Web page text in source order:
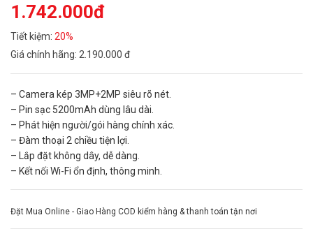
1.742.000đ
Tiết kiệm: 20%
Giá chính hãng: 2.190.000 đ
– Camera kép 3MP+2MP siêu rõ nét.
– Pin sạc 5200mAh dùng lâu dài.
– Phát hiện người/gói hàng chính xác.
– Đàm thoại 2 chiều tiện lợi.
– Lắp đặt không dây, dễ dàng.
– Kết nối Wi-Fi ổn định, thông minh.
Đặt Mua Online - Giao Hàng COD kiểm hàng & thanh toán tận nơi